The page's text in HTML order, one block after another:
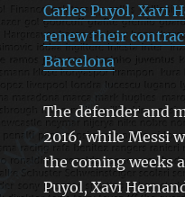
Carles Puyol, Xavi
renew their
Barcelona
The defender and
2016, while Messi
the coming weeks
Puyol, Xavi